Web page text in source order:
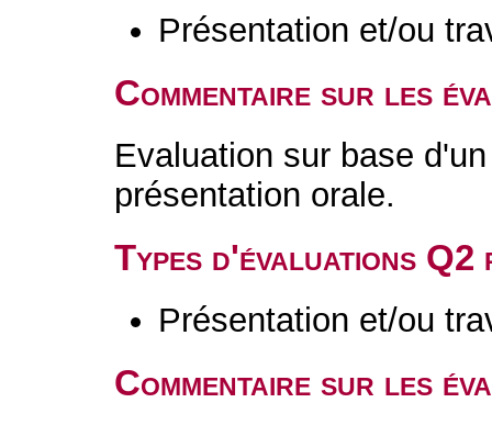
Présentation et/ou
Commentaire sur les
Evaluation sur base
présentation orale.
Types d'évaluations
Présentation et/ou
Commentaire sur les